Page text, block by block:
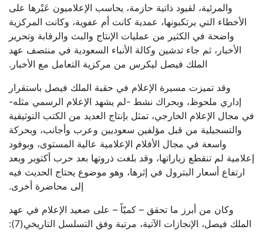
والمرئية، لقيود ذاتية حازمة، يحاسب الإعلاميون عَبْرها على
الأخطاء التي يرتكبونها، عمدية كانت أم عفوية، وكانت المركزية
واضحة في الكثير من عمليات الإنتاج والبث والرقابة وتحرير
الأخبار، ثم جاء تدشين وكالة الأنباء السعودية في منتصف عهد
الملك فيصل ليكرس من مركزية التعامل مع الأخبار.
وقد تميزت مسيرة الإعلام في حقبة الملك فيصل باستقرار
إداري ملحوظ، وبحراك نشط -لم يشهد الإعلام الرسمي مثله-
في مجال الإعلام الخارجي، تمثل بإنتاج العديد من الكتب التوثيقية
والتسجيلية من قبل مؤلفين سعوديين وعرب وأجانب، وبحركة
واسعة في مجال الأفلام الإعلامية عالية المستوى، وبوفود
إعلامية لم تنقطع زياراتها، وقد بلغت ذروتها بعد حرب أكتوبر وبعد
ارتفاع أسعار البترول في إثرها، وهو موضوع يحتاج الحديث فيه
إلى محاضرة أخرى.
وكان من أبرز ما تحقق – كميّاً – على صعيد الإعلام في عهد
الملك فيصل، الإنجازات الآتية، مرتبة وفق التسلسل التاريخي(7):